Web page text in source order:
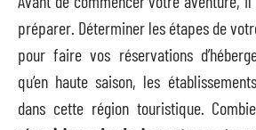
préparer. Déterminer les étapes de
pour faire vos réservations
qu’en haute saison, les
dans cette région touristique.